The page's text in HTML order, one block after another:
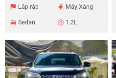
Lắp ráp Máy Xăng
Sedan 1.2L